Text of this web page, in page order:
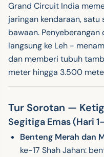
Grand Circuit India
jaringan kendaraan,
bawaan.
langsung ke Leh -
dan memberi tubuh
meter hingga 3.500
Tur Sorotan —
Segitiga Emas (Hari
Benteng Merah dan
ke-17 Shah Jahan: